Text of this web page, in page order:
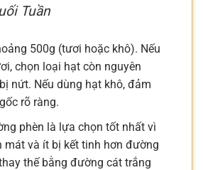
Tuần
500g (tươi hoặc khô). Nếu
chọn loại hạt còn nguyên
nứt. Nếu dùng hạt khô, đảm
rõ ràng.
phèn là lựa chọn tốt nhất vì
mát và ít bị kết tinh hơn đường
thế bằng đường cát trắng